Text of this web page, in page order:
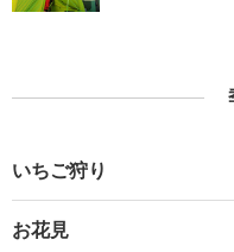
いちご狩り
お花見